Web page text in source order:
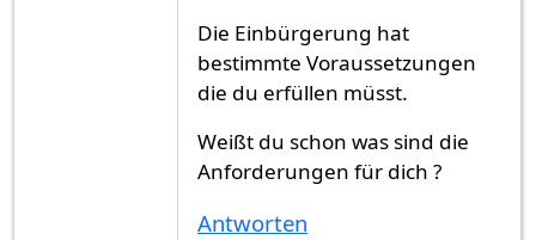
Die Einbürgerung hat
bestimmte Voraussetzungen
die du erfüllen müsst.
Weißt du schon was sind die
Anforderungen für dich ?
Antworten